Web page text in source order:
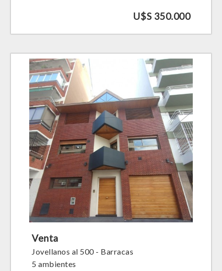
U$S 350.000
Venta
Jovellanos al 500 - Barracas
5 ambientes